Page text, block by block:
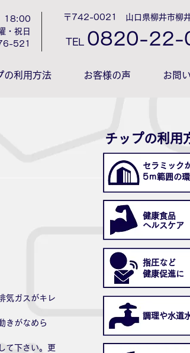
祝日
521
〒742-0021 山口県柳井市柳
TEL 0820-22-
の利用方法 お客様の声 お問
気ガスがキレ
きがなめら
て下さい。更
チップの利用
セラミック
​5ｍ範囲の
健康食品
ヘルスケア
指圧など
​健康促進に
調理や水道